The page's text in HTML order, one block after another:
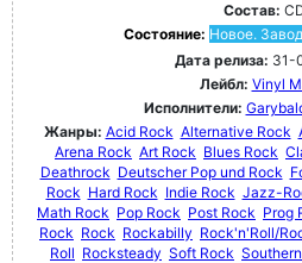
Состав:
Состояние: Новое.
Дата релиза: 31-
Лейбл: Vinyl
Исполнители:
Жанры: Acid Rock Alternative Rock
Arena Rock Art Rock Blues Rock
Deathrock Deutscher Pop und Rock
Rock Hard Rock Indie Rock Jazz-
Math Rock Pop Rock Post Rock Prog
Rock Rock Rockabilly Rock'n'Roll/
Roll Rocksteady Soft Rock